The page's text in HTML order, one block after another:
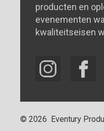
producten en
evenementen
kwaliteitseisen
© 2026 Eventury